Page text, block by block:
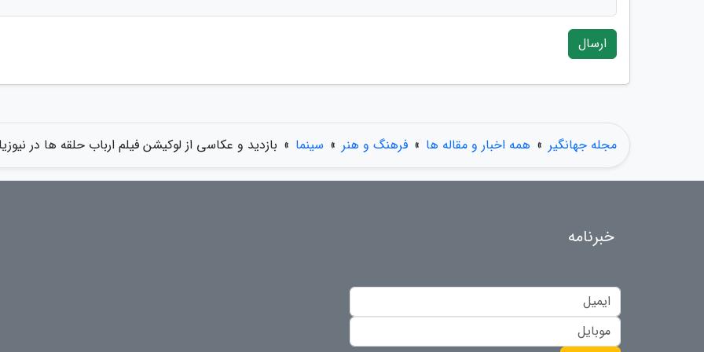
ارسال
مجله جهانگیر » همه اخبار و مقاله ها » فرهنگ و هنر » سینما » بازدید و عکاسی از لوکیشن فیلم ارباب حلقه ها در
خبرنامه